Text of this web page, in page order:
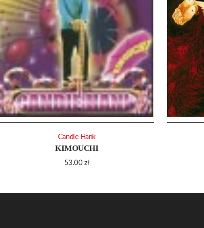
KIMOUCHI
53.00zł
Candie Hank